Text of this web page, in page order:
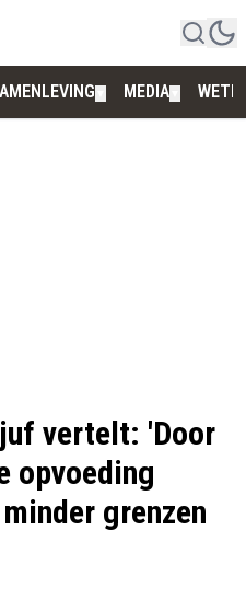
MEDIA
vertelt: 'Door
opvoeding
grenzen